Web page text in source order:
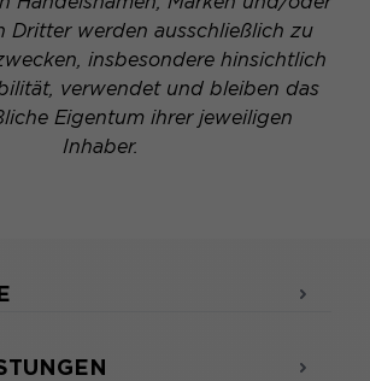
Dritter werden ausschließlich zu
insbesondere hinsichtlich
verwendet und bleiben das
Eigentum ihrer jeweiligen
Inhaber.